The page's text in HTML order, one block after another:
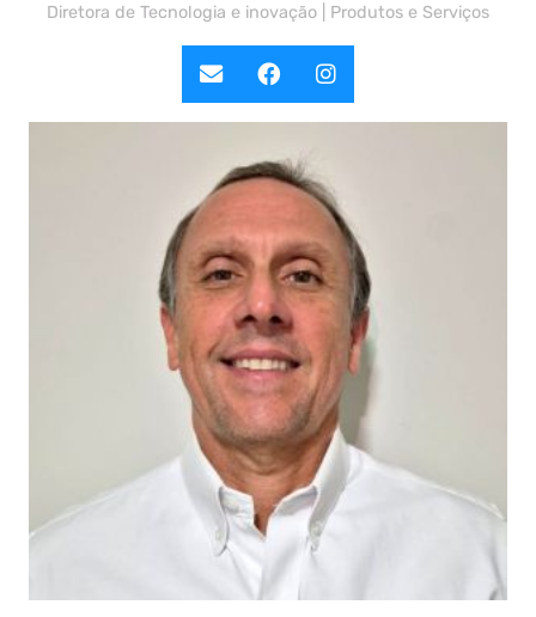
Diretora de Tecnologia e inovação | Produtos e Serviços